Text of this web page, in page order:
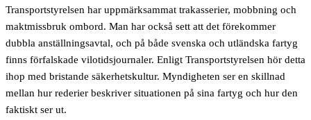
Transportstyrelsen har uppmärksammat trakasserier, mobbning och
maktmissbruk ombord. Man har också sett att det förekommer
dubbla anställningsavtal, och på både svenska och utländska fartyg
finns förfalskade vilotidsjournaler. Enligt Transportstyrelsen hör detta
ihop med bristande säkerhetskultur. Myndigheten ser en skillnad
mellan hur rederier beskriver situationen på sina fartyg och hur den
faktiskt ser ut.